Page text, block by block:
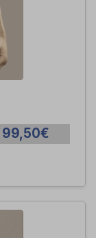
99,50€